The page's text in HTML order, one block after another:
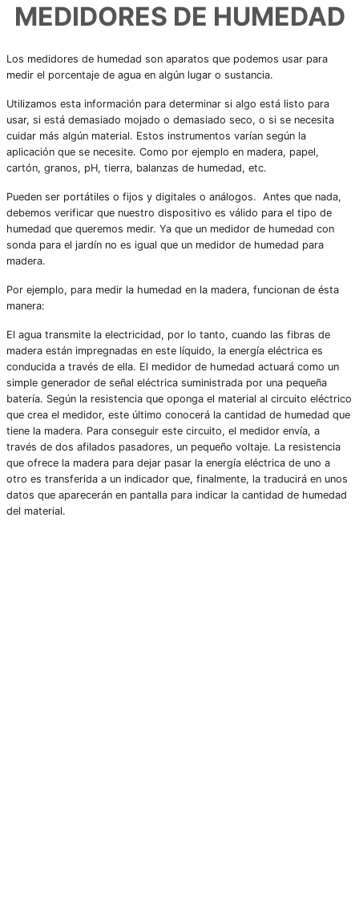
MEDIDORES DE HUMEDAD
Los medidores de humedad son aparatos que podemos usar para
medir el porcentaje de agua en algún lugar o sustancia.
Utilizamos esta información para determinar si algo está listo para
usar, si está demasiado mojado o demasiado seco, o si se necesita
cuidar más algún material. Estos instrumentos varían según la
aplicación que se necesite. Como por ejemplo en madera, papel,
cartón, granos, pH, tierra, balanzas de humedad, etc.
Pueden ser portátiles o fijos y digitales o análogos. Antes que nada,
debemos verificar que nuestro dispositivo es válido para el tipo de
humedad que queremos medir. Ya que un medidor de humedad con
sonda para el jardín no es igual que un medidor de humedad para
madera.
Por ejemplo, para medir la humedad en la madera, funcionan de ésta
manera:
El agua transmite la electricidad, por lo tanto, cuando las fibras de
madera están impregnadas en este líquido, la energía eléctrica es
conducida a través de ella. El medidor de humedad actuará como un
simple generador de señal eléctrica suministrada por una pequeña
batería. Según la resistencia que oponga el material al circuito eléctrico
que crea el medidor, este último conocerá la cantidad de humedad que
tiene la madera. Para conseguir este circuito, el medidor envía, a
través de dos afilados pasadores, un pequeño voltaje. La resistencia
que ofrece la madera para dejar pasar la energía eléctrica de uno a
otro es transferida a un indicador que, finalmente, la traducirá en unos
datos que aparecerán en pantalla para indicar la cantidad de humedad
del material.